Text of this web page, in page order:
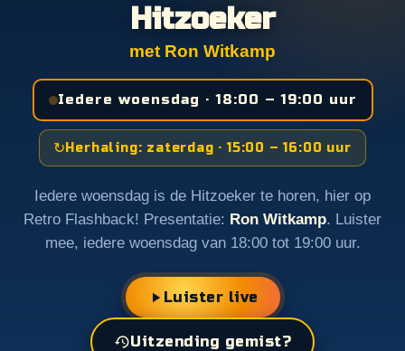
Hitzoeker
met Ron Witkamp
Iedere woensdag · 18:00 – 19:00 uur
↻ Herhaling: zaterdag · 15:00 – 16:00 uur
Iedere woensdag is de Hitzoeker te horen, hier op
Retro Flashback! Presentatie: Ron Witkamp. Luister
mee, iedere woensdag van 18:00 tot 19:00 uur.
Luister live
Uitzending gemist?